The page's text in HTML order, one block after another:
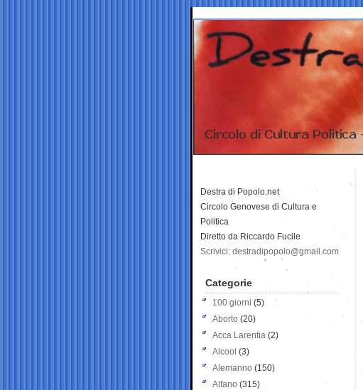
Destra di Popolo.net
Circolo Genovese di Cultura e
Politica
Diretto da Riccardo Fucile
Scrivici: destradipopolo@gmail.com
Categorie
100 giorni (5)
Aborto (20)
Acca Larentia (2)
Alcool (3)
Alemanno (150)
Alfano (315)